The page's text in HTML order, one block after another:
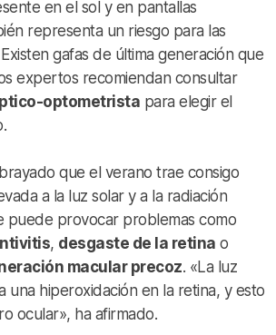
en el sol y en pantallas
representa un riesgo para las
gafas de última generación que
expertos recomiendan consultar
optometrista para elegir el
que el verano trae consigo
a la luz solar y a la radiación
puede provocar problemas como
, desgaste de la retina o
macular precoz. «La luz
una hiperoxidación en la retina, y esto
ocular», ha afirmado.